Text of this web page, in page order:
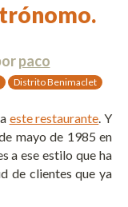
paco
Distrito Benimaclet
este restaurante. Y
mayo de 1985 en
a ese estilo que ha
de clientes que ya